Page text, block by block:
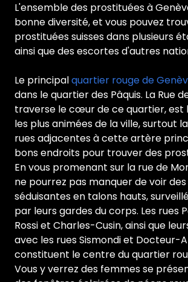
L'ensemble des prostituées à
bonne diversité, et vous pouvez
prostituées suisses dans plusieurs
ainsi que des escortes d'autres
Le principalquartier rouge de
dans le quartier des Pâquis. La Rue
traverse le cœur de ce quartier, est
les plus animées de la ville, surtout
rues adjacentes à cette artère
bons endroits pour trouver des
En vous promenant sur la rue de
ne pourrez pas manquer de voir
séduisantes en talons hauts,
par leurs gardes du corps. Les rues
Rossi et Charles-Cusin, ainsi que
avec les rues Sismondi et Docteur-
constituent le centre du quartier
Vous y verrez des femmes se